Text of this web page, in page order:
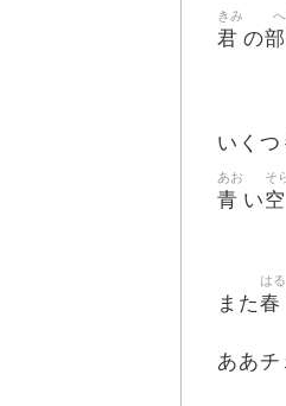
君
きみ
の
いくつ
青
あお
い空
そ
また春
はる
ああ